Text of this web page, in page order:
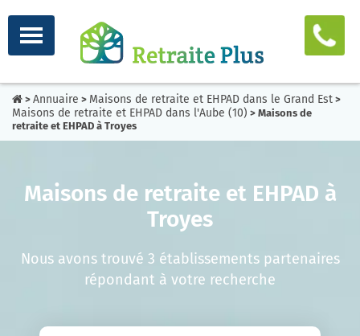
> Annuaire > Maisons de retraite et EHPAD dans le Grand Est >
Maisons de retraite et EHPAD dans l'Aube (10) > Maisons de
retraite et EHPAD à Troyes
Maisons de retraite et EHPAD à
Troyes
Nous avons trouvé 3 établissements partenaires
répondant à votre recherche